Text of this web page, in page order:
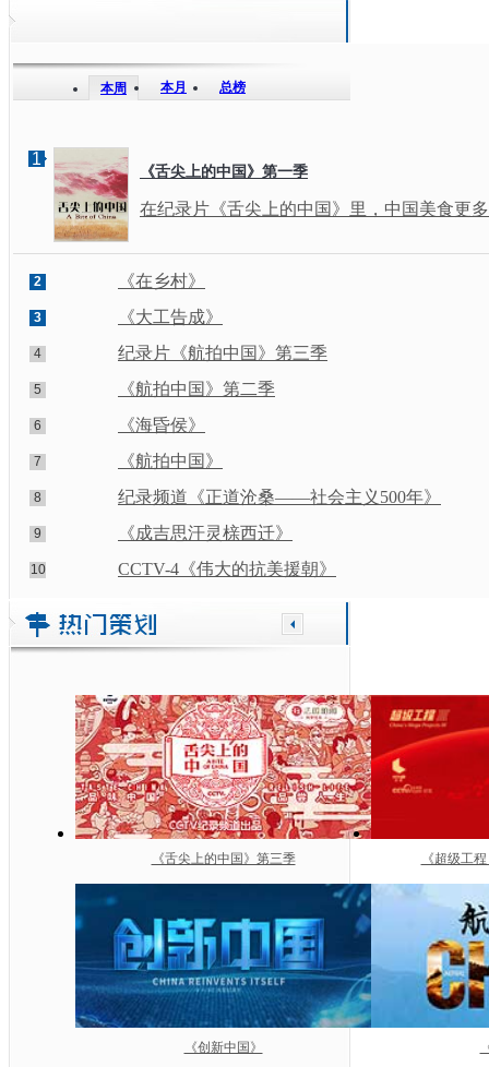
本周 本月 总榜
1
《舌尖上的中国》第一季
在纪录片《舌尖上的中国》里，中国美食更
2 《在乡村》
3 《大工告成》
4 纪录片《航拍中国》第三季
5 《航拍中国》第二季
6 《海昏侯》
7 《航拍中国》
8 纪录频道《正道沧桑——社会主义500年》
9 《成吉思汗灵榇西迁》
10 CCTV-4《伟大的抗美援朝》
《舌尖上的中国》第三季
《创新中国》
《超级工